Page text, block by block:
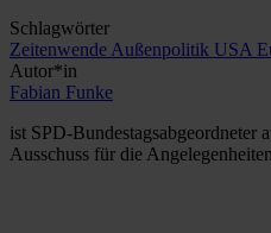
Schlagwörter
Zeitenwende Außenpolitik USA
Autor*in
Fabian Funke
ist SPD-Bundestagsabgeordneter
Ausschuss für die